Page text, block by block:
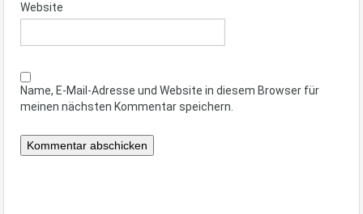
Website
Name, E-Mail-Adresse und Website in diesem Browser für
meinen nächsten Kommentar speichern.